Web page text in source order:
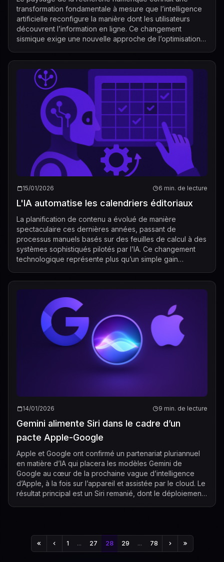
transformation fondamentale à mesure que l’intelligence
artificielle reconfigure la manière dont les utilisateurs
découvrent l’information en ligne. Ce changement
sismique exige une nouvelle approche de l’optimisation
15/01/2026 6 min. de lecture
L'IA automatise les calendriers éditoriaux
La planification de contenu a évolué de manière
spectaculaire ces dernières années, passant de
processus manuels basés sur des feuilles de calcul à des
systèmes sophistiqués pilotés par l’IA. Ce changement
technologique représente plus qu’un simple gain
14/01/2026 9 min. de lecture
Gemini alimente Siri dans le cadre d’un
pacte Apple-Google
Apple et Google ont confirmé un partenariat pluriannuel
en matière d’IA qui placera les modèles Gemini de
Google au cœur de la prochaine vague d’intelligence
d’Apple, à la fois sur l’appareil et assistée par le cloud. Le
résultat principal est un Siri remanié, dont le déploiement
1 ... 27 28 29 ... 78